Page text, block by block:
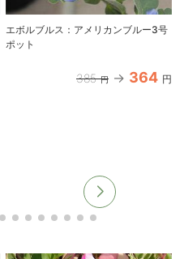
エボルブルス：アメリカンブルー3号
ポット
385 円 364 円